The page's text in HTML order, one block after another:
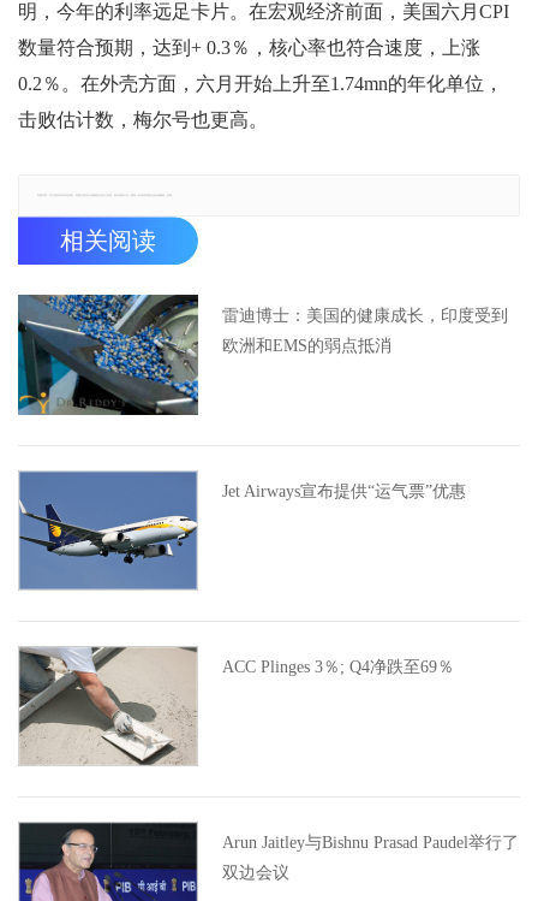
明，今年的利率远足卡片。在宏观经济前面，美国六月CPI
数量符合预期，达到+ 0.3％，核心率也符合速度，上涨
0.2％。在外壳方面，六月开始上升至1.74mn的年化单位，
击败估计数，梅尔号也更高。
相关阅读
雷迪博士：美国的健康成长，印度受到
欧洲和EMS的弱点抵消
Jet Airways宣布提供“运气票”优惠
ACC Plinges 3％; Q4净跌至69％
Arun Jaitley与Bishnu Prasad Paudel举行了
双边会议